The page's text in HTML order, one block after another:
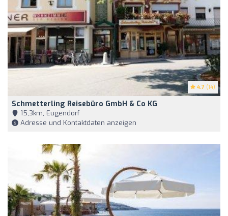
4.7 (14)
Schmetterling Reisebüro GmbH & Co KG
15,3km, Eugendorf
Adresse und Kontaktdaten anzeigen